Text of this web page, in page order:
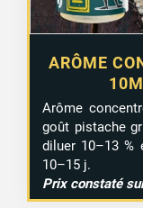
ARÔME
Arôme
goût pistache
diluer 10–13 %
10–15 j.
Prix constaté